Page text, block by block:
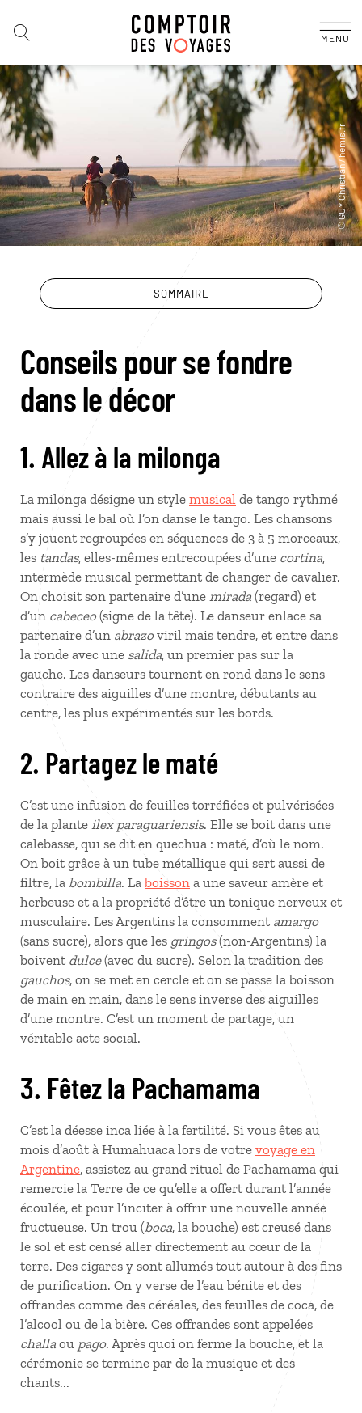
MENU
SOMMAIRE
Conseils pour se fondre
dans le décor
1. Allez à la milonga
La milonga désigne un style musical de tango rythmé
mais aussi le bal où l’on danse le tango. Les chansons
s’y jouent regroupées en séquences de 3 à 5 morceaux,
les tandas, elles-mêmes entrecoupées d’une cortina,
intermède musical permettant de changer de cavalier.
On choisit son partenaire d’une mirada (regard) et
d’un cabeceo(signe de la tête). Le danseur enlace sa
partenaire d’un abrazoviril mais tendre, et entre dans
la ronde avec une salida, un premier pas sur la
gauche. Les danseurs tournent en rond dans le sens
contraire des aiguilles d’une montre, débutants au
centre, les plus expérimentés sur les bords.
2. Partagez le maté
C’est une infusion de feuilles torréfiées et pulvérisées
de la plante ilex paraguariensis. Elle se boit dans une
calebasse, qui se dit en quechua : maté, d’où le nom.
On boit grâce à un tube métallique qui sert aussi de
filtre, la bombilla. La boisson a une saveur amère et
herbeuse et a la propriété d’être un tonique nerveux et
musculaire. Les Argentins la consomment amargo
(sans sucre), alors que les gringos(non-Argentins) la
boivent dulce(avec du sucre). Selon la tradition des
gauchos, on se met en cercle et on se passe la boisson
de main en main, dans le sens inverse des aiguilles
d’une montre. C’est un moment de partage, un
véritable acte social.
3. Fêtez la Pachamama
C’est la déesse inca liée à la fertilité. Si vous êtes au
mois d’août à Humahuaca lors de votre voyage en
Argentine, assistez au grand rituel de Pachamama qui
remercie la Terre de ce qu’elle a offert durant l’année
écoulée, et pour l’inciter à offrir une nouvelle année
fructueuse. Un trou (boca, la bouche) est creusé dans
le sol et est censé aller directement au cœur de la
terre. Des cigares y sont allumés tout autour à des fins
de purification. On y verse de l’eau bénite et des
offrandes comme des céréales, des feuilles de coca, de
l’alcool ou de la bière. Ces offrandes sont appelées
challa ou pago. Après quoi on ferme la bouche, et la
cérémonie se termine par de la musique et des
chants...